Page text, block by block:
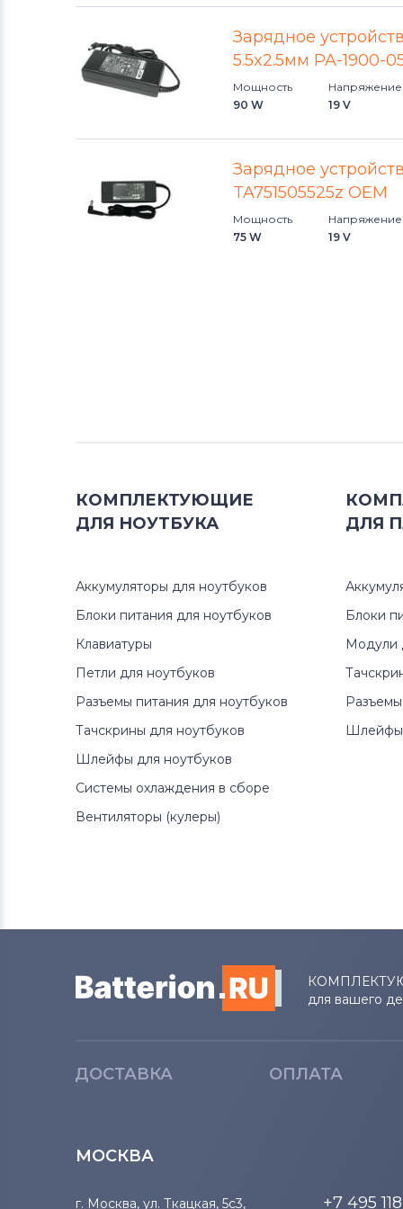
Clevo
Блоки питания для ноутбуков
Sony
Delta Electronics
Блоки питания для ноутбуков
Fujitsu-Siemens
Блоки питания для ноутбуков
Roverbook
Sharp
Блоки питания для ноутбуков
Блоки питания для ноутбуков
Toshiba
Блоки питания для ноутбуков
Acer
Блоки питания для ноутбуков
Irbis
Зарядное
5.5x2.5мм PA-1900-
Мощность
90 W
Напряжение
19 V
Зарядное
TA751505525z OEM
Мощность
75 W
Напряжение
19 V
КОМПЛЕКТУЮЩИЕ
ДЛЯ НОУТБУКА
Аккумуляторы для ноутбуков
Блоки питания для ноутбуков
Клавиатуры
Петли для ноутбуков
Разъемы питания для ноутбуков
Тачскрины для ноутбуков
Шлейфы для ноутбуков
Системы охлаждения в сборе
Вентиляторы (кулеры)
ДЛЯ
Блоки
Модули
Шлейфы
для вашего
ДОСТАВКА ОПЛАТА
МОСКВА
г. Москва, ул. Ткацкая, 5с3, +7 495